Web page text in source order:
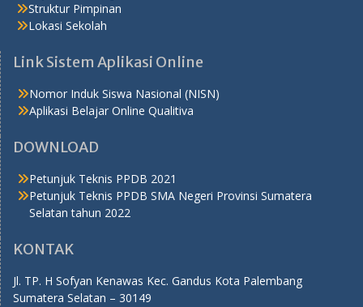
Struktur Pimpinan
Lokasi Sekolah
Link Sistem Aplikasi Online
Nomor Induk Siswa Nasional (NISN)
Aplikasi Belajar Online Qualitiva
DOWNLOAD
Petunjuk Teknis PPDB 2021
Petunjuk Teknis PPDB SMA Negeri Provinsi Sumatera
Selatan tahun 2022
KONTAK
Jl. TP. H Sofyan Kenawas Kec. Gandus Kota Palembang
Sumatera Selatan – 30149